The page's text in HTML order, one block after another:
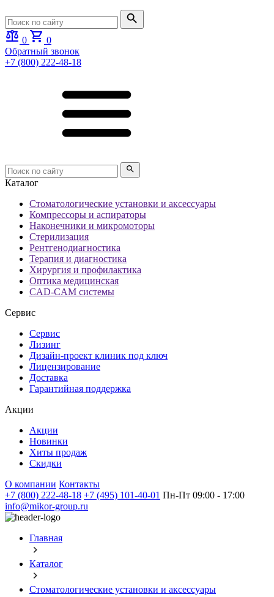
0
0
Обратный звонок
+7 (800) 222-48-18
Каталог
Стоматологические установки и аксессуары
Компрессоры и аспираторы
Наконечники и микромоторы
Стерилизация
Рентгенодиагностика
Терапия и диагностика
Хирургия и профилактика
Оптика медицинская
CAD-CAM системы
Сервис
Сервис
Лизинг
Дизайн-проект клиник под ключ
Лицензирование
Доставка
Гарантийная поддержка
Акции
Акции
Новинки
Хиты продаж
Скидки
О компании Контакты
+7 (800) 222-48-18 +7 (495) 101-40-01 Пн-Пт 09:00 - 17:00
info@mikor-group.ru
Главная
Каталог
Стоматологические установки и аксессуары